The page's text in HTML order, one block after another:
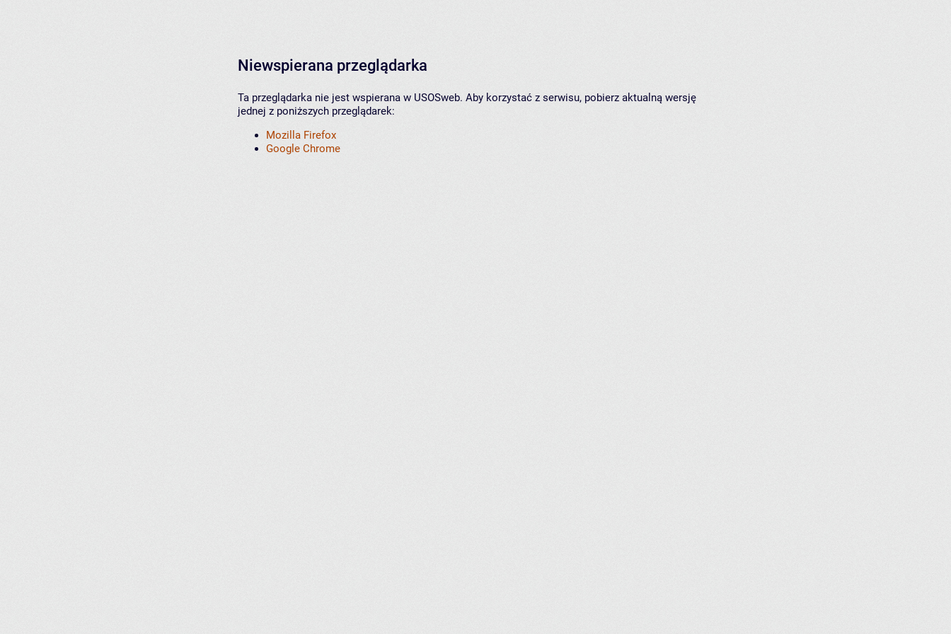
Niewspierana przeglądarka
Ta przeglądarka nie jest wspierana w USOSweb. Aby korzystać z serwisu, pobierz aktualną wersję
jednej z poniższych przeglądarek:
Mozilla Firefox
Google Chrome